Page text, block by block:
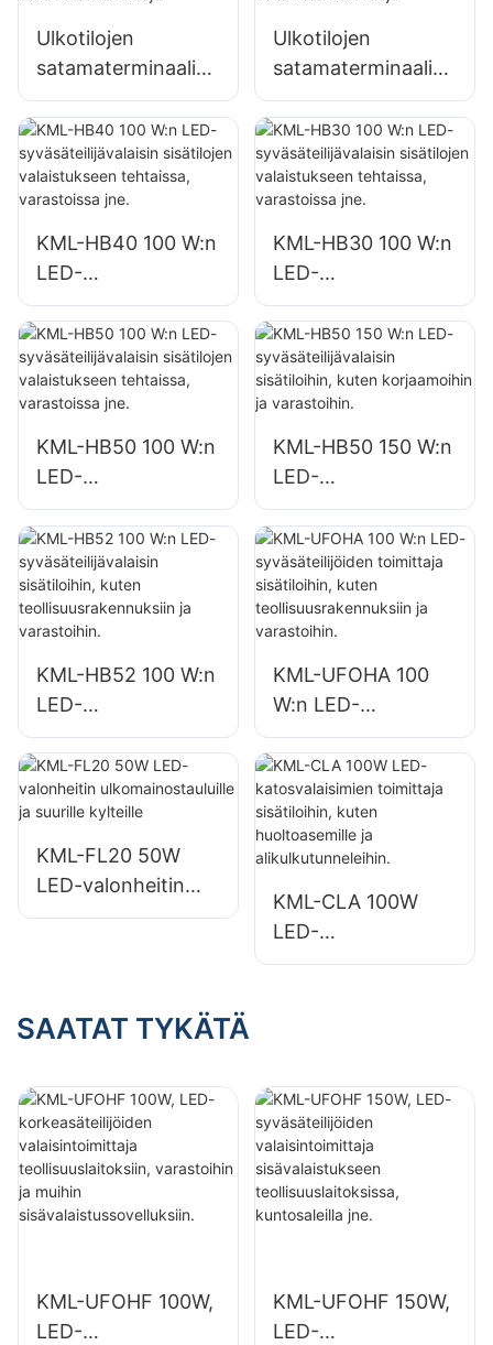
Ulkotilojen
satamaterminaalien
ja
lentokenttävalaistu
s KML-FL2C 750W
LED-
a
Ulkotilojen
satamaterminaalien
ja
lentokenttävalaistu
s KML-FL2C 1000W
LED-
a
KML-HB40 100 W:n
LED-
syväsäteilijävalaisin
sisätilojen
valaistukseen
tehtaissa,
KML-HB30 100 W:n
LED-
syväsäteilijävalaisin
sisätilojen
valaistukseen
tehtaissa,
KML-HB50 100 W:n
LED-
syväsäteilijävalaisin
sisätilojen
valaistukseen
tehtaissa,
varastoissa jne.
KML-HB50 150 W:n
LED-
syväsäteilijävalaisin
sisätiloihin, kuten
korjaamoihin ja
varastoihin.
KML-HB52 100 W:n
LED-
syväsäteilijävalaisin
sisätiloihin, kuten
teollisuusrakennuks
iin ja varastoihin.
KML-UFOHA 100
W:n LED-
syväsäteilijöiden
toimittaja
sisätiloihin, kuten
teollisuusrakennuks
iin ja varastoihin.
KML-FL20 50W
LED-valonheitin
ulkomainostauluille
KML-CLA 100W
LED-
katosvalaisimien
alikulkutunneleihin.
SAATAT TYKÄTÄ
KML-UFOHF 100W,
LED-
KML-UFOHF 150W,
LED-